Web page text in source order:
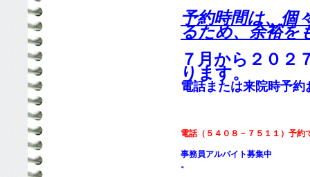
予約時間は、個
るため、余裕を
７月から２０２
ります。
電話または来院時予約
電話（５４０８－７５１１）予約
事務員アルバイト募集中
。